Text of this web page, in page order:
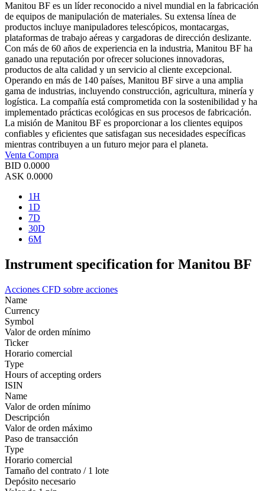
Manitou BF es un líder reconocido a nivel mundial en la fabricación
de equipos de manipulación de materiales. Su extensa línea de
productos incluye manipuladores telescópicos, montacargas,
plataformas de trabajo aéreas y cargadoras de dirección deslizante.
Con más de 60 años de experiencia en la industria, Manitou BF ha
ganado una reputación por ofrecer soluciones innovadoras,
productos de alta calidad y un servicio al cliente excepcional.
Operando en más de 140 países, Manitou BF sirve a una amplia
gama de industrias, incluyendo construcción, agricultura, minería y
logística. La compañía está comprometida con la sostenibilidad y ha
implementado prácticas ecológicas en sus procesos de fabricación.
La misión de Manitou BF es proporcionar a los clientes equipos
confiables y eficientes que satisfagan sus necesidades específicas
mientras contribuyen a un futuro mejor para el planeta.
Venta Compra
BID 0.0000
ASK 0.0000
1H
1D
7D
30D
6M
Instrument specification for Manitou BF
Acciones CFD sobre acciones
Name
Currency
Symbol
Valor de orden mínimo
Ticker
Horario comercial
Type
Hours of accepting orders
ISIN
Name
Valor de orden mínimo
Descripción
Valor de orden máximo
Paso de transacción
Type
Horario comercial
Tamaño del contrato / 1 lote
Depósito necesario